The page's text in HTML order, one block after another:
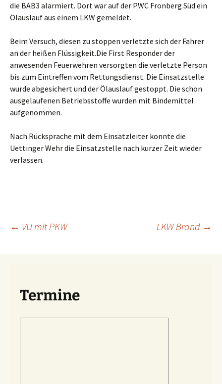
die BAB3 alarmiert. Dort war auf der PWC Fronberg Süd ein
Ölauslauf aus einem LKW gemeldet.
Beim Versuch, diesen zu stoppen verletzte sich der Fahrer
an der heißen Flüssigkeit.Die First Responder der
anwesenden Feuerwehren versorgten die verletzte Person
bis zum Eintreffen vom Rettungsdienst. Die Einsatzstelle
wurde abgesichert und der Ölauslauf gestoppt. Die schon
ausgelaufenen Betriebsstoffe wurden mit Bindemittel
aufgenommen.
Nach Rücksprache mit dem Einsatzleiter konnte die
Uettinger Wehr die Einsatzstelle nach kurzer Zeit wieder
verlassen.
Beitragsnavigation
← VU mit PKW LKW Brand →
Termine